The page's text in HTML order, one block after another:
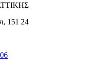
151 24